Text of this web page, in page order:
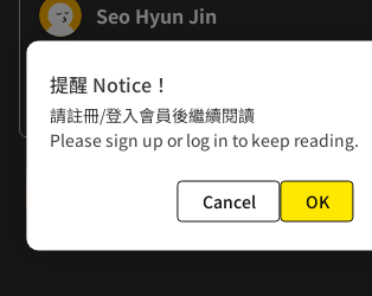
Seo Hyun Jin
作者的話
謝謝大家的閱讀
第67話 尉遲一族
提醒 Notice！
請註冊/登入會員後繼續閱讀
Please sign up or log in to keep reading.
Cancel OK